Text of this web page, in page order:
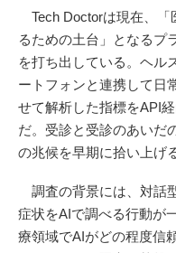
Tech Doctorは現在、「
るための土台」となるプ
を打ち出している。ヘル
ートフォンと連携して日
せて解析した指標をAPI
だ。受診と受診のあいだ
の兆候を早期に拾い上げ
調査の背景には、対話
症状をAIで調べる行動が
療領域でAIがどの程度信